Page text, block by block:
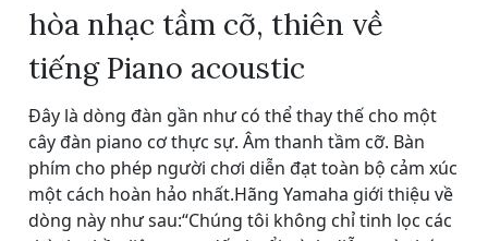
hòa nhạc tầm cỡ, thiên về
tiếng Piano acoustic
Đây là dòng đàn gần như có thể thay thế cho một
cây đàn piano cơ thực sự. Âm thanh tầm cỡ. Bàn
phím cho phép người chơi diễn đạt toàn bộ cảm xúc
một cách hoàn hảo nhất.Hãng Yamaha giới thiệu về
dòng này như sau:“Chúng tôi không chỉ tinh lọc các